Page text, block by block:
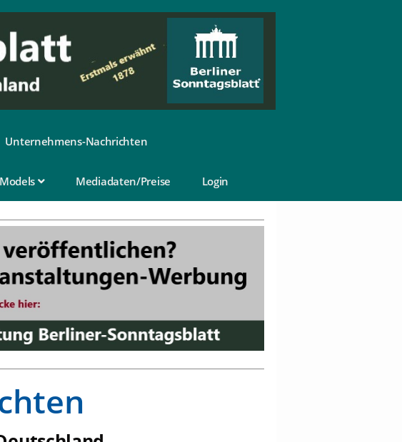
Unternehmens-Nachrichten
Mediadaten/Preise Login